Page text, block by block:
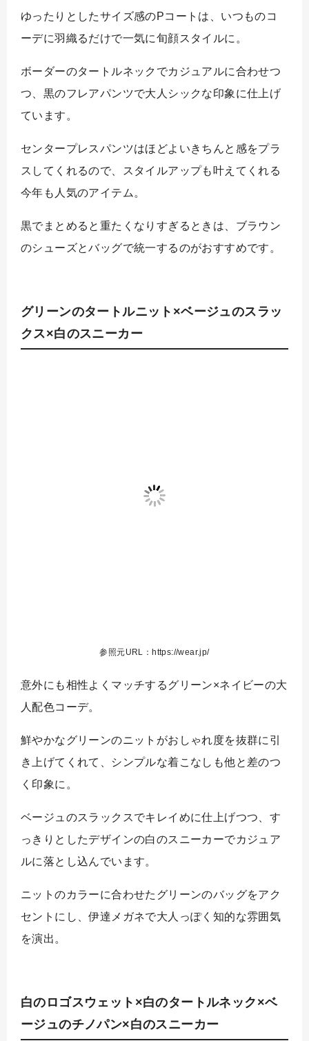
ゆったりとしたサイズ感のPコートは、いつものコ
ーデに羽織るだけで一気に旬顔スタイルに。
ボーダーのタートルネックでカジュアルに合わせつ
つ、黒のフレアパンツで大人シックな印象に仕上げ
ています。
センタープレスパンツはほどよいきちんと感をプラ
スしてくれるので、スタイルアップも叶えてくれる
今年も人気のアイテム。
黒でまとめると重たくなりすぎるときは、ブラウン
のシューズとバッグで統一するのがおすすめです。
グリーンのタートルニット×ベージュのスラッ
クス×白のスニーカー
参照元URL：https://wear.jp/
意外にも相性よくマッチするグリーン×ネイビーの大
人配色コーデ。
鮮やかなグリーンのニットがおしゃれ度を抜群に引
き上げてくれて、シンプルな着こなしも他と差のつ
く印象に。
ベージュのスラックスでキレイめに仕上げつつ、す
っきりとしたデザインの白のスニーカーでカジュア
ルに落とし込んでいます。
ニットのカラーに合わせたグリーンのバッグをアク
セントにし、伊達メガネで大人っぽく知的な雰囲気
を演出。
白のロゴスウェット×白のタートルネック×ベ
ージュのチノパン×白のスニーカー